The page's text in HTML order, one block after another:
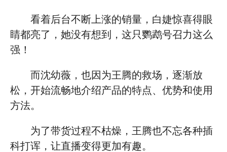
看着后台不断上涨的销量，白婕惊喜得眼
睛都亮了，她没有想到，这只鹦鹉号召力这么
强！
而沈幼薇，也因为王腾的救场，逐渐放
松，开始流畅地介绍产品的特点、优势和使用
方法。
为了带货过程不枯燥，王腾也不忘各种插
科打诨，让直播变得更加有趣。